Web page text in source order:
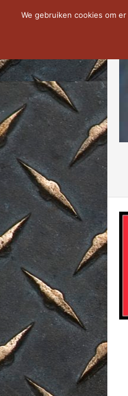
We gebruiken cookies om